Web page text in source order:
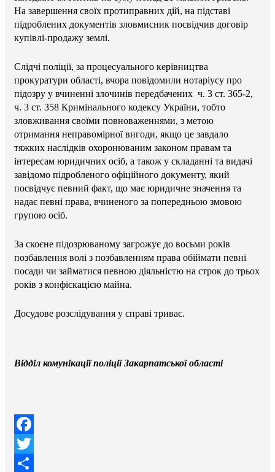
На завершення своїх протиправних дій, на підставі
підроблених документів зловмисник посвідчив договір
купівлі-продажу землі.
Слідчі поліції, за процесуального керівництва
прокуратури області, вчора повідомили нотаріусу про
підозру у вчиненні злочинів передбачених ч. 3 ст. 365-2,
ч. 3 ст. 358 Кримінального кодексу України, тобто
зловживання своїми повноваженнями, з метою
отримання неправомірної вигоди, якщо це завдало
тяжких наслідків охоронюваним законом правам та
інтересам юридичних осіб, а також у складанні та видачі
завідомо підробленого офіційного документу, який
посвідчує певний факт, що має юридичне значення та
надає певні права, вчиненого за попередньою змовою
групою осіб.
За скоєне підозрюваному загрожує до восьми років
позбавлення волі з позбавленням права обіймати певні
посади чи займатися певною діяльністю на строк до трьох
років з конфіскацією майна.
Досудове розслідування у справі триває.
Відділ комунікації поліції Закарпатської області
Facebook
Twitter